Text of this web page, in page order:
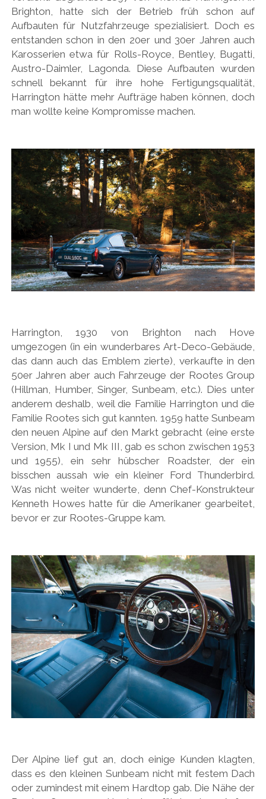
PEUGEOT
PORSCHE
RACING
REDAKTION
RENAULT/DACIA
SEAT
SUBARU
TOYOTA/LEXUS
VOLKSWAGEN
VOLVO
VORKRIEG
WEITERE TEUTONEN
Brighton, hatte sich der Betrieb früh schon auf
Aufbauten für Nutzfahrzeuge spezialisiert. Doch es
entstanden schon in den 20er und 30er Jahren auch
Karosserien etwa für Rolls-Royce, Bentley, Bugatti,
Austro-Daimler, Lagonda. Diese Aufbauten wurden
schnell bekannt für ihre hohe Fertigungsqualität,
Harrington hätte mehr Aufträge haben können, doch
man wollte keine Kompromisse machen.
Harrington, 1930 von Brighton nach Hove
umgezogen (in ein wunderbares Art-Deco-Gebäude,
das dann auch das Emblem zierte), verkaufte in den
50er Jahren aber auch Fahrzeuge der Rootes Group
(Hillman, Humber, Singer, Sunbeam, etc.). Dies unter
anderem deshalb, weil die Familie Harrington und die
Familie Rootes sich gut kannten. 1959 hatte Sunbeam
den neuen Alpine auf den Markt gebracht (eine erste
Version, Mk I und Mk III, gab es schon zwischen 1953
und 1955), ein sehr hübscher Roadster, der ein
bisschen aussah wie ein kleiner Ford Thunderbird.
Was nicht weiter wunderte, denn Chef-Konstrukteur
Kenneth Howes hatte für die Amerikaner gearbeitet,
bevor er zur Rootes-Gruppe kam.
Der Alpine lief gut an, doch einige Kunden klagten,
dass es den kleinen Sunbeam nicht mit festem Dach
oder zumindest mit einem Hardtop gab. Die Nähe der